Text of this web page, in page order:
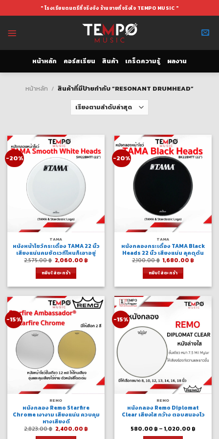
to
" โรงเรียนดนตรีที่จริงจัง ร้านขายที่จริงใจ TEMPO MUSIC "
หน้าหลัก คอร์สเรียน สินค้า เกร็ดความรู้ ผลงาน
หน้าหลัก / สินค้าที่มีป้ายกำกับ “RESONANT DRUMHEAD”
-20%
TAMA
หนังหน้าโชว์กระเดื่อง TAMA 22 นิ้ว
เสียงแน่นคมชัดเวทีไหนก็เอาอยู่
2,575.00฿ Original
price
was:
2,575.00 ฿.
2,060.00 ฿Current
หยิบใส่ตะกร้า
-20%
TAMA
หนังกลองกระเดื่อง TAMA Black
Heads 22 นิ้ว เสียงแน่น ลุคดุดัน
2,100.00฿ Original
price
was:
2,100.00 ฿.
1,680.00 ฿
หยิบใส่ตะกร้า
-15%
REMO
หนังกลอง Remo Starfire
Chrome เงางาม เสียงแน่น ควบคุม
หางเสียงดี
2,823.00฿ Original
price
2,400.00 ฿Current
-15%
REMO
หนังกลอง Remo Diplomat
Clear เสียงใส กว้าง ตอบสนองไว
580.00 ฿ –1,020.00 ฿